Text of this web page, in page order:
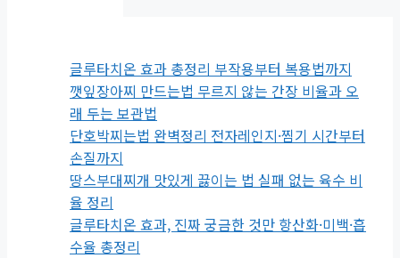
글루타치온 효과 총정리 부작용부터 복용법까지
깻잎장아찌 만드는법 무르지 않는 간장 비율과 오
래 두는 보관법
단호박찌는법 완벽정리 전자레인지·찜기 시간부터
손질까지
땅스부대찌개 맛있게 끓이는 법 실패 없는 육수 비
율 정리
글루타치온 효과, 진짜 궁금한 것만 항산화·미백·흡
수율 총정리